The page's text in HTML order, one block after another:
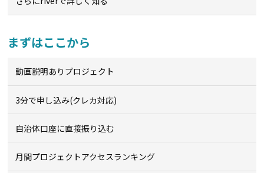
まずはここから
動画説明ありプロジェクト
3分で申し込み(クレカ対応)
自治体口座に直接振り込む
月間プロジェクトアクセスランキング